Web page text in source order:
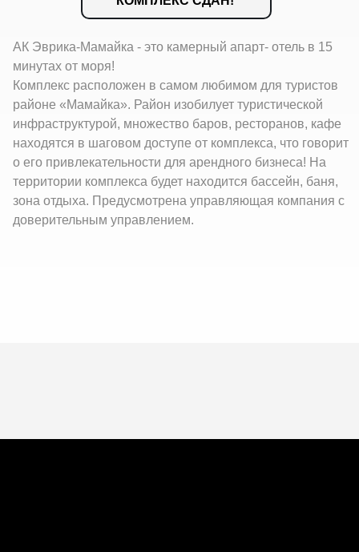
АК Эврика-Мамайка - это камерный апарт- отель в 15
минутах от моря!
Комплекс расположен в самом любимом для туристов
районе «Мамайка». Район изобилует туристической
инфраструктурой, множество баров, ресторанов, кафе
находятся в шаговом доступе от комплекса, что говорит
о его привлекательности для арендного бизнеса! На
территории комплекса будет находится бассейн, баня,
зона отдыха. Предусмотрена управляющая компания с
доверительным управлением.